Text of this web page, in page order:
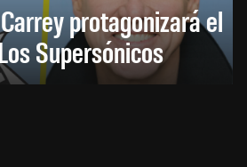
protagonizará el
Supersónicos